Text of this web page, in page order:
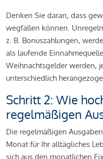
Denken Sie daran, dass
wegfallen können.
z. B. Bonuszahlungen,
als laufende
Weihnachtsgelder werden,
unterschiedlich
Schritt 2: Wie
regelmäßigen
Die regelmäßigen
Monat für Ihr alltägliches
sich aus den monatlichen